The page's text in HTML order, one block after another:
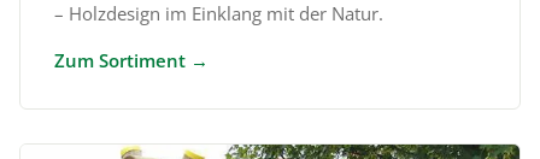
– Holzdesign im Einklang mit der Natur.
Zum Sortiment